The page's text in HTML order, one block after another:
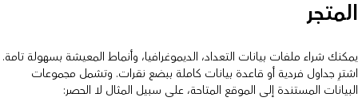
المتجر
يمكنك شراء ملفات بيانات التعداد، الديموغرافيا، وأنماط المعيشة بسهولة تامة.
اشترِ جداول فردية أو قاعدة بيانات كاملة ببضع نقرات. وتشمل مجموعات
البيانات المستندة إلى الموقع المتاحة، على سبيل المثال لا الحصر: